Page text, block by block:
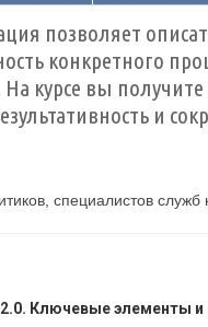
позволяет
конкретного
курсе вы
и
специалистов служб
Ключевые элементы и